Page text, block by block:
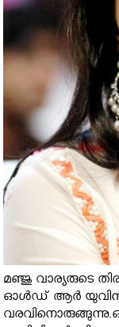
മഞ്ജു വാര്യരുടെ
ഓള്‍ഡ് ആര്‍ യുവിൻറെ